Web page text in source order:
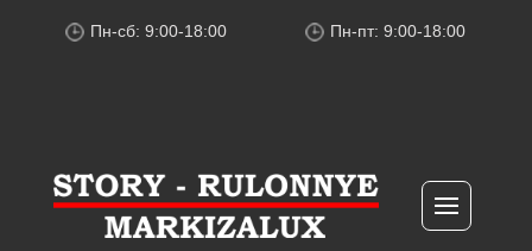
Пн-сб: 9:00-18:00 Пн-пт: 9:00-18:00